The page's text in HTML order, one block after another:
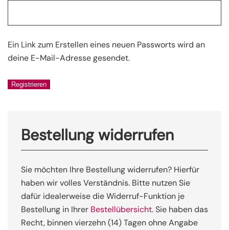
Ein Link zum Erstellen eines neuen Passworts wird an
deine E-Mail-Adresse gesendet.
Registrieren
Bestellung widerrufen
Sie möchten Ihre Bestellung widerrufen? Hierfür
haben wir volles Verständnis. Bitte nutzen Sie
dafür idealerweise die Widerruf-Funktion je
Bestellung in Ihrer Bestellübersicht. Sie haben das
Recht, binnen vierzehn (14) Tagen ohne Angabe